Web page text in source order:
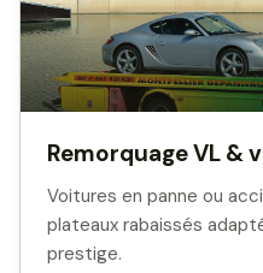
Remorquage VL &
Voitures en panne ou
plateaux rabaissés
prestige.